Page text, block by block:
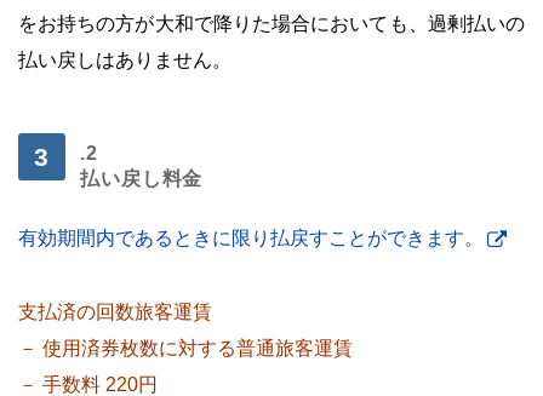
をお持ちの方が大和で降りた場合においても、過剰払いの
払い戻しはありません。
.2
払い戻し料金
有効期間内であるときに限り払戻すことができます。
支払済の回数旅客運賃
－ 使用済券枚数に対する普通旅客運賃
－ 手数料 220円